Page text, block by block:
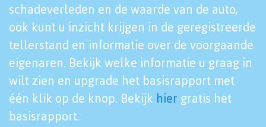
schadeverleden en de waarde van de auto,
ook kunt u inzicht krijgen in de geregistreerde
tellerstand en informatie over de voorgaande
eigenaren. Bekijk welke informatie u graag in
wilt zien en upgrade het basisrapport met
één klik op de knop. Bekijk hier gratis het
basisrapport.